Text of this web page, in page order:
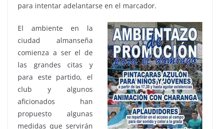
para intentar adelantarse en el marcador.
El ambiente en la
ciudad almanseña
comienza a ser el de
las grandes citas y
para este partido, el
club y algunos
aficionados han
propuesto algunas
medidas que servirán